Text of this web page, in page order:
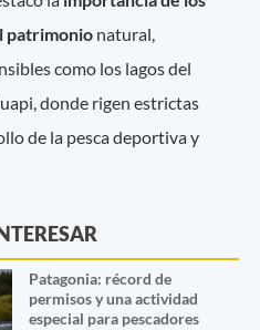
patrimonio natural,
como los lagos del
donde rigen estrictas
de la pesca deportiva y
Patagonia: récord de
permisos y una actividad
especial para pescadores